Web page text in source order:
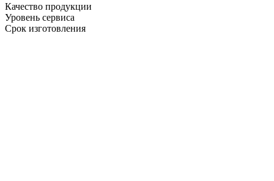
Качество продукции
Уровень сервиса
Срок изготовления